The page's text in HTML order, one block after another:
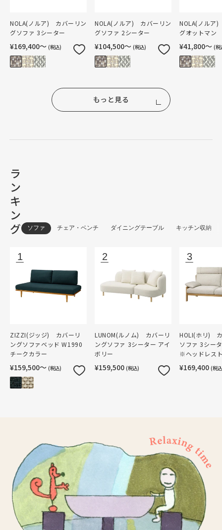
NOLA(ノルア) カバーリン
グソファ 3シーター
¥169,400〜 (税込)
NOLA(ノルア) カバーリン
グソファ 2シーター
¥104,500〜 (税込)
NOLA(ノルア
グオットマン
¥41,800〜 (税
もっと見る
ラ
ン
キ
ン
グ
ソファ チェア・ベンチ ダイニングテーブル キッチン収納
ZIZZI(ジッジ) カバーリ
ングソファベッド W1990
チークカラー
¥159,500〜 (税込)
LUNOM(ルノム) カバーリ
ングソファ 3シーター アイ
ボリー
¥159,500 (税込)
HOLI(ホリ)
ソファ 3シー
※ヘッドレス
¥169,400 (税